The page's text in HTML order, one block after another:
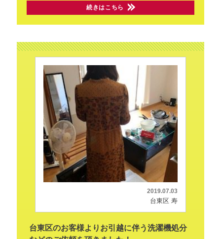
続きはこちら
2019.07.03
台東区 寿
台東区のお客様よりお引越に伴う洗濯機処分